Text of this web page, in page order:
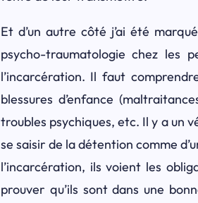
Et d’un autre côté j’ai été
psycho-traumatologie chez les
l’incarcération. Il faut
blessures d’enfance
troubles psychiques, etc. Il y a un
se saisir de la détention comme
l’incarcération, ils voient les
prouver qu’ils sont dans une